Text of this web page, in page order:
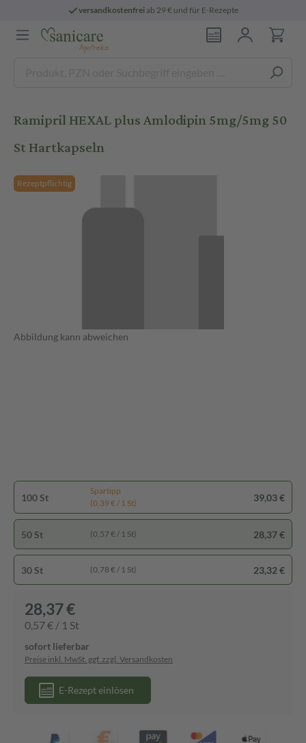
versandkostenfreiab 29 € und für E-Rezepte
Ramipril HEXAL plus Amlodipin 5mg/5mg 50
St Hartkapseln
Rezeptpflichtig
Abbildung kann abweichen
100 St
Spartipp
(0,39 € / 1 St)
39,03 €
50 St (0,57 € / 1 St) 28,37 €
30 St (0,78 € / 1 St) 23,32 €
28,37 €
0,57 € / 1 St
sofort lieferbar
Preise inkl. MwSt. ggf. zzgl. Versandkosten
E-Rezept einlösen